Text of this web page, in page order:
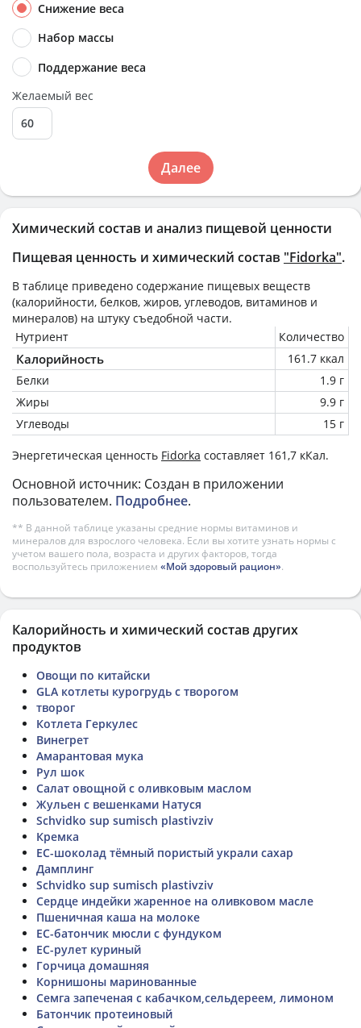
Химический состав и анализ пищевой ценности
Пищевая ценность и химический состав "Fidorka".
В таблице приведено содержание пищевых веществ
(калорийности, белков, жиров, углеводов, витаминов и
минералов) на штуку съедобной части.
Нутриент
Количество
Калорийность
161.7 ккал
Белки
1.9 г
Жиры
9.9 г
Углеводы
15 г
Энергетическая ценность Fidorka составляет 161,7 кКал.
Основной источник: Создан в приложении
пользователем. Подробнее.
** В данной таблице указаны средние нормы витаминов и
минералов для взрослого человека. Если вы хотите узнать нормы с
учетом вашего пола, возраста и других факторов, тогда
воспользуйтесь приложением «Мой здоровый рацион».
Снижение веса
Набор массы
Поддержание веса
Желаемый вес
Далее
Калорийность и химический состав других
продуктов
Овощи по китайски
GLA котлеты курогрудь с творогом
творог
Котлета Геркулес
Винегрет
Амарантовая мука
Рул шок
Салат овощной с оливковым маслом
Жульен с вешенками Натуся
Schvidko sup sumisch plastivziv
Кремка
ЕС-шоколад тёмный пористый украли сахар
Дамплинг
Schvidko sup sumisch plastivziv
Сердце индейки жаренное на оливковом масле
Пшеничная каша на молоке
ЕС-батончик мюсли с фундуком
ЕС-рулет куриный
Горчица домашняя
Корнишоны маринованные
Семга запеченая с кабачком,сельдереем, лимоном
Батончик протеиновый